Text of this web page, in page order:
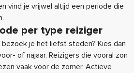
vind je vrijwel altijd een periode die
per type reiziger
je het liefst steden? Kies dan
of najaar. Reizigers die vooral zon
vaak voor de zomer. Actieve